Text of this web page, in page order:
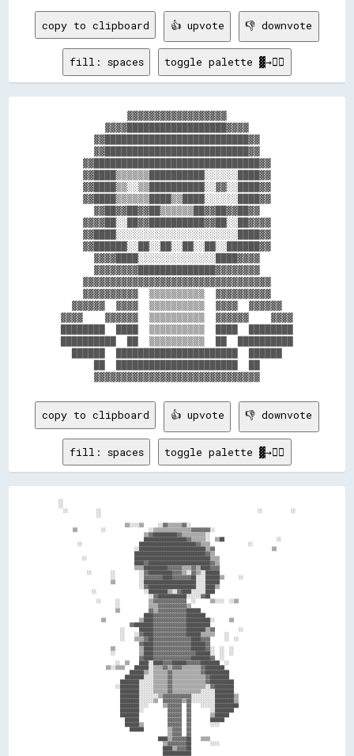
copy to clipboard 👍 upvote 👎 downvote
fill: spaces toggle palette ▓→✊🏽
              ▓▓▓▓▓▓▓▓▓▓▓▓▓▓▓▓▓▓
          ▓▓▓▓██████████████████▓▓▓▓
        ▓▓██████████████████████████▓▓
        ▓▓██████████████████████████▓▓
      ▓▓██████████████████████████████▓▓
      ▓▓████▒▒▒▒▒▒██████████░░░░░░████▓▓
      ▓▓████▒▒░░▒▒██████████░░▓▓░░████▓▓
      ▓▓████▒▒▒▒▒▒████▒▒████░░░░░░████▓▓
        ▓▓██▓▓██▓▓██▒▒▒▒▒▒██▓▓██▓▓██▓▓
      ▓▓▓▓██░░██▓▓██████████▓▓██░░██▓▓▓▓
      ▓▓████░░░░░░░░░░░░░░░░░░░░░░████▓▓
      ▓▓██████░░██░░██░░██░░██░░██████▓▓
        ▓▓▓▓████░░░░░░░░░░░░░░████▓▓▓▓
        ▓▓▓▓▓▓▓▓██████████████▓▓▓▓▓▓▓▓
      ▓▓▓▓▓▓▓▓▓▓▓▓▓▓▓▓▓▓▓▓▓▓▓▓▓▓▓▓▓▓▓▓▓▓
      ▓▓▓▓▓▓▓▓▓▓  ▒▒▒▒▒▒▒▒▒▒  ▓▓▓▓▓▓▓▓▓▓
    ▓▓▓▓▓▓  ▓▓▓▓  ▒▒▒▒▒▒▒▒▒▒  ▓▓▓▓  ▓▓▓▓▓▓
  ▓▓▓▓    ▓▓▓▓▓▓  ▒▒▒▒▒▒▒▒▒▒  ▓▓▓▓▓▓    ▓▓▓▓
  ████████  ████  ▒▒▒▒▒▒▒▒▒▒  ████  ████████
  ██████████  ██  ▒▒▒▒▒▒▒▒▒▒  ██  ██████████
copy to clipboard 👍 upvote 👎 downvote
fill: spaces toggle palette ▓→✊🏽
░░
░░
  ░░            ░░                                                                  ░░            ░░
                ░░
                            ▒▒░░░░▒▒      ░░▓▓▒▒▒▒▒▒▓▓░░
      ▒▒          ░░                  ░░▒▒▒▒▒▒▒▒▒▒▒▒▒▒▒▒▓▓▓▓▓▓▓▓░░
                                    ▒▒▓▓██████████▓▓▒▒▒▒▒▒▒▒▒▒░░
                                    ██████████████████▓▓▒▒▒▒▒▒░░  ▒▒██                      ░░
        ░░                        ████████████████████████▓▓▒▒▒▒                ░░
                                ░░████████████████████████████▒▒▓▓                        ▒▒
                                ██████████████████████████████▓▓▒▒
          ░░                    ████████████████████████████████▒▒▒▒
                                ████▓▓██████████████████████████▓▓▒▒
                                ▒▒▒▒██████████▓▓▓▓▓▓▒▒▒▒▓▓▒▒████▓▓▓▓
            ░░        ░░          ░░▓▓██████████▓▓▓▓▒▒░░▓▓▒▒░░██████
                      ░░          ░░▓▓▓▓▓▓▓▓████▓▓▓▓▓▓▓▓██░░░░██████▒▒      ░░
                      ▒▒          ░░██████████████████████░░░░██████
                                  ░░▓▓████████████████████░░░░████▒▒
              ░░                    ░░████████▒▒░░▓▓████░░░░░░████
                                      ░░▓▓████████████░░░░░░▓▓██
                ░░      ░░            ▒▒▓▓▓▓▓▓▓▓▓▓▓▓▓▓  ░░      ▒▒░░░░  ░░▒▒
                        ░░            ▒▒▒▒▓▓▓▓▓▓▓▓▓▓▓▓▒▒
                        ▒▒            ▓▓▒▒▓▓▓▓▓▓▓▓▓▓▓▓██████
                                    ████▓▓▓▓▓▓▓▓▓▓▓▓▓▓████████
                  ▒▒              ▒▒████▓▓▓▓▓▓▓▓▓▓▓▓▓▓██████████░░      ▒▒
                              ▓▓████████▓▓▓▓▓▓▓▓▓▓▓▓▓▓██████████
                          ░░      ██████▓▓▓▓▓▓▓▓▓▓▓▓▓▓████████▒▒▓▓          ░░
                          ░░    ░░▓▓████▓▓▓▓▓▓▓▓▓▓▓▓▓▓██████▒▒▒▒▒▒    ░░
                          ░░    ▒▒▒▒▓▓██▓▓▓▓▓▓▓▓▓▓▓▓▓▓▓▓████▓▓▓▓      ░░  ░░
                                  ▓▓████▓▓▓▓▓▓▓▓▓▓▓▓▓▓▓▓██████▓▓
                      ▒▒          ▒▒████▓▓▓▓▓▓▓▓▓▓▓▓▓▓▓▓██████▓▓░░  ░░  ░░
                      ░░          ▒▒████▓▓▓▓▓▓▓▓▓▓▓▓▓▓▓▓▓▓██████░░  ░░  ░░
                                  ▓▓████▓▓▓▓▓▓▓▓▓▓▓▓▓▓▓▓████████▓▓  ░░
                        ░░  ▒▒    ████░░████▓▓▓▓██████▓▓▓▓▓▓████████  ░░
                    ▒▒░░▒▒▒▒    ██████░░▒▒▒▒▓▓▒▒▓▓▓▓▒▒▒▒▒▒▒▒▓▓████████
                              ██████▒▒░░▒▒▒▒▒▒▓▓▒▒▒▒▒▒▒▒▒▒▒▒▓▓██████████
                            ████████░░░░▒▒▒▒▒▒▓▓▒▒▒▒▒▒▒▒▒▒▒▒▒▒▓▓████████
                          ████████░░░░░░▒▒▒▒▒▒▓▓▒▒▒▒▒▒▒▒▒▒▒▒▒▒▓▓██████████
                        ░░████████░░░░░░▒▒▒▒▒▒▓▓▒▒▒▒▒▒▒▒▒▒▒▒▒▒░░▓▓████████
                          ████████░░░░░░▒▒▒▒▒▒▓▓▒▒▒▒▒▒▒▒▒▒▒▒░░░░░░████████
                          ████████░░░░░░░░▒▒▓▓▓▓▓▓▓▓▓▓▓▓░░░░░░░░░░████████▒▒
                          ████████░░░░░░▒▒  ▓▓▓▓▓▓▓▓▒▒▓▓░░░░░░░░░░████████▒▒
                          ████████░░░░      ▒▒▓▓▓▓▓▓  ▓▓    ░░░░░░██████████
                          ████████░░          ▓▓▓▓▓▓  ▓▓        ░░████████
                          ████████            ▓▓▓▓▓▓  ▓▓        ▒▒██████
                            ██████            ▓▓▓▓▓▓  ▓▓        ██████
                            ██████▒▒          ▓▓▓▓▓▓  ▓▓        ░░░░
                              ██████          ▒▒▓▓▓▓  ▓▓
                                              ▒▒▓▓▓▓  ▓▓
                                          ████▒▒▓▓▓▓▓▓██    ▒▒▒▒
                                            ▒▒▓▓▓▓▓▓▓▓██        ░░░░
                                            ████▒▒▓▓▓▓██